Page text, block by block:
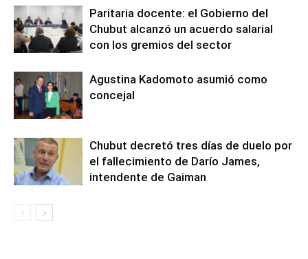
Paritaria docente: el Gobierno del
Chubut alcanzó un acuerdo salarial
con los gremios del sector
Agustina Kadomoto asumió como
concejal
Chubut decretó tres días de duelo por
el fallecimiento de Darío James,
intendente de Gaiman